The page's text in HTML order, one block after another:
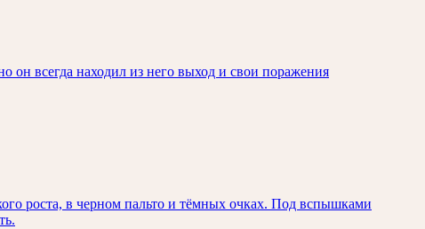
он всегда находил из него выход и свои поражения
роста, в черном пальто и тёмных очках. Под вспышками